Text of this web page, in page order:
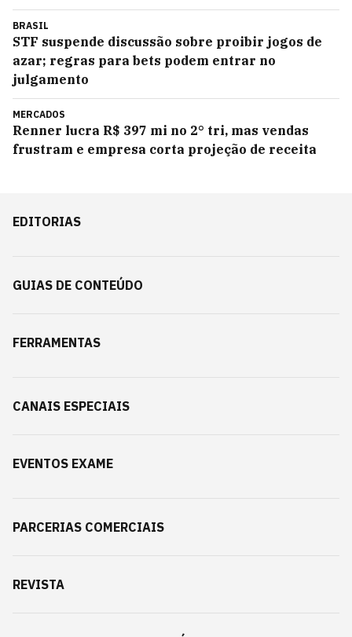
BRASIL
STF suspende discussão sobre proibir jogos de
azar; regras para bets podem entrar no
julgamento
MERCADOS
Renner lucra R$ 397 mi no 2° tri, mas vendas
frustram e empresa corta projeção de receita
EDITORIAS
GUIAS DE CONTEÚDO
FERRAMENTAS
CANAIS ESPECIAIS
EVENTOS EXAME
PARCERIAS COMERCIAIS
REVISTA